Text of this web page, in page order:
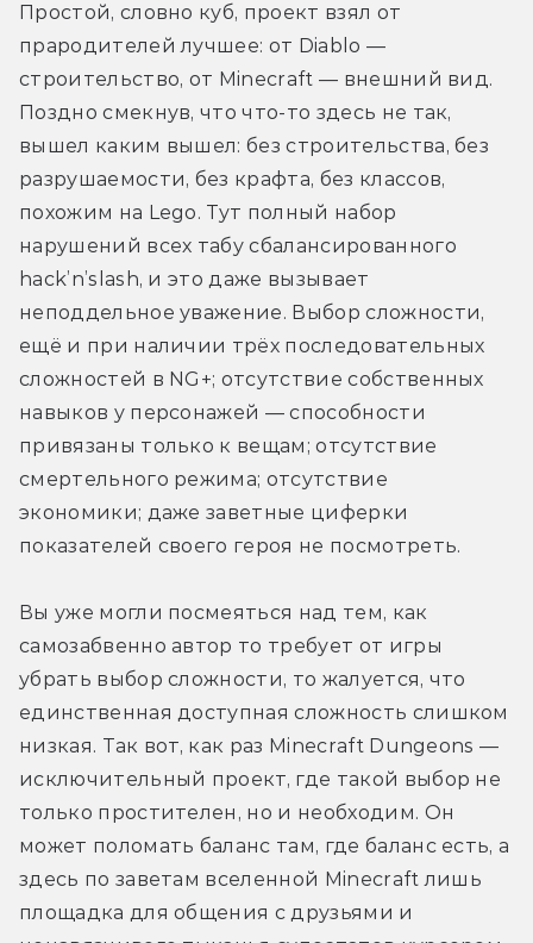
Простой, словно куб, проект взял от
прародителей лучшее: от Diablo —
строительство, от Minecraft — внешний вид.
Поздно смекнув, что что-то здесь не так,
вышел каким вышел: без строительства, без
разрушаемости, без крафта, без классов,
похожим на Lego. Тут полный набор
нарушений всех табу сбалансированного
hack’n’slash, и это даже вызывает
неподдельное уважение. Выбор сложности,
ещё и при наличии трёх последовательных
сложностей в NG+; отсутствие собственных
навыков у персонажей — способности
привязаны только к вещам; отсутствие
смертельного режима; отсутствие
экономики; даже заветные циферки
показателей своего героя не посмотреть.
Вы уже могли посмеяться над тем, как
самозабвенно автор то требует от игры
убрать выбор сложности, то жалуется, что
единственная доступная сложность слишком
низкая. Так вот, как раз Minecraft Dungeons —
исключительный проект, где такой выбор не
только простителен, но и необходим. Он
может поломать баланс там, где баланс есть, а
здесь по заветам вселенной Minecraft лишь
площадка для общения с друзьями и